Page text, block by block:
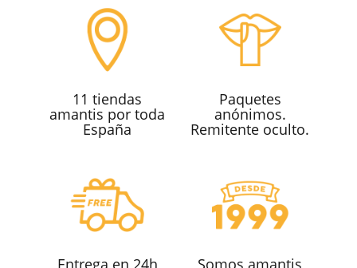
11 tiendas
amantis por toda
España
Paquetes
anónimos.
Remitente oculto.
Entrega en 24h Somos amantis